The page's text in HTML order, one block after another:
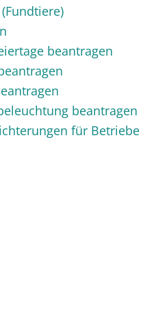
beantragen
beantragen
für Betriebe